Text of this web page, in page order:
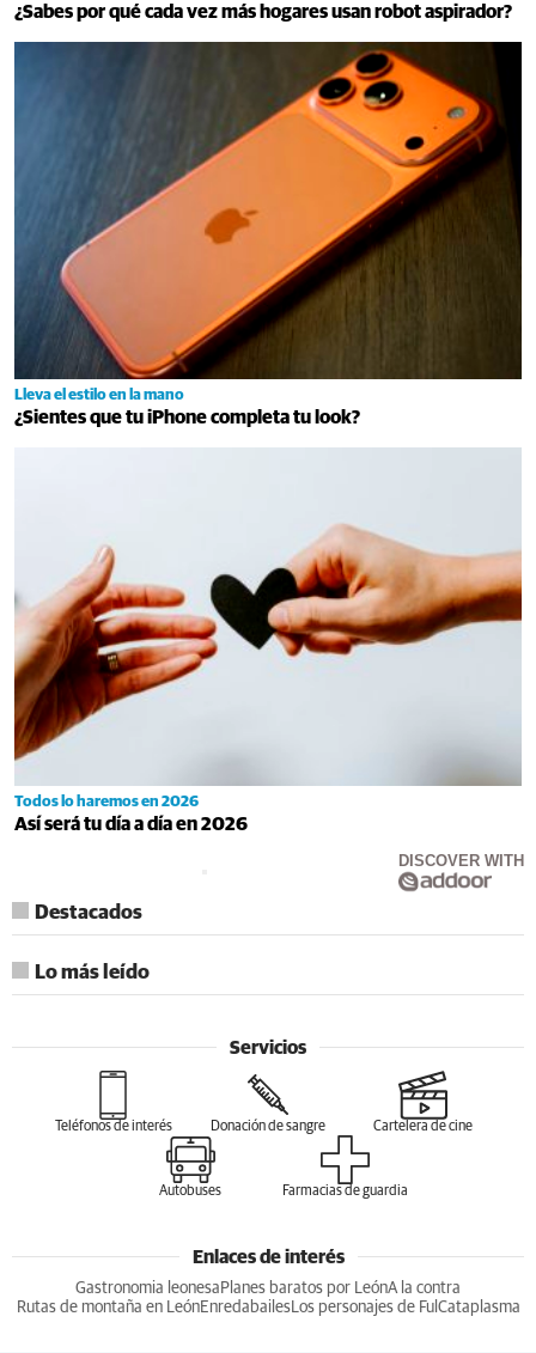
¿Sabes por qué cada vez más hogares usan robot aspirador?
Lleva el estilo en la mano
¿Sientes que tu iPhone completa tu look?
Todos lo haremos en 2026
Así será tu día a día en 2026
DISCOVER WITH
Destacados
Lo más leído
Servicios
Teléfonos de interés Donación de sangre Cartelera de cine
Autobuses Farmacias de guardia
Enlaces de interés
Gastronomia leonesa Planes baratos por LeónA la contra
Rutas de montaña en LeónEnredabailesLos personajes de Ful Cataplasma